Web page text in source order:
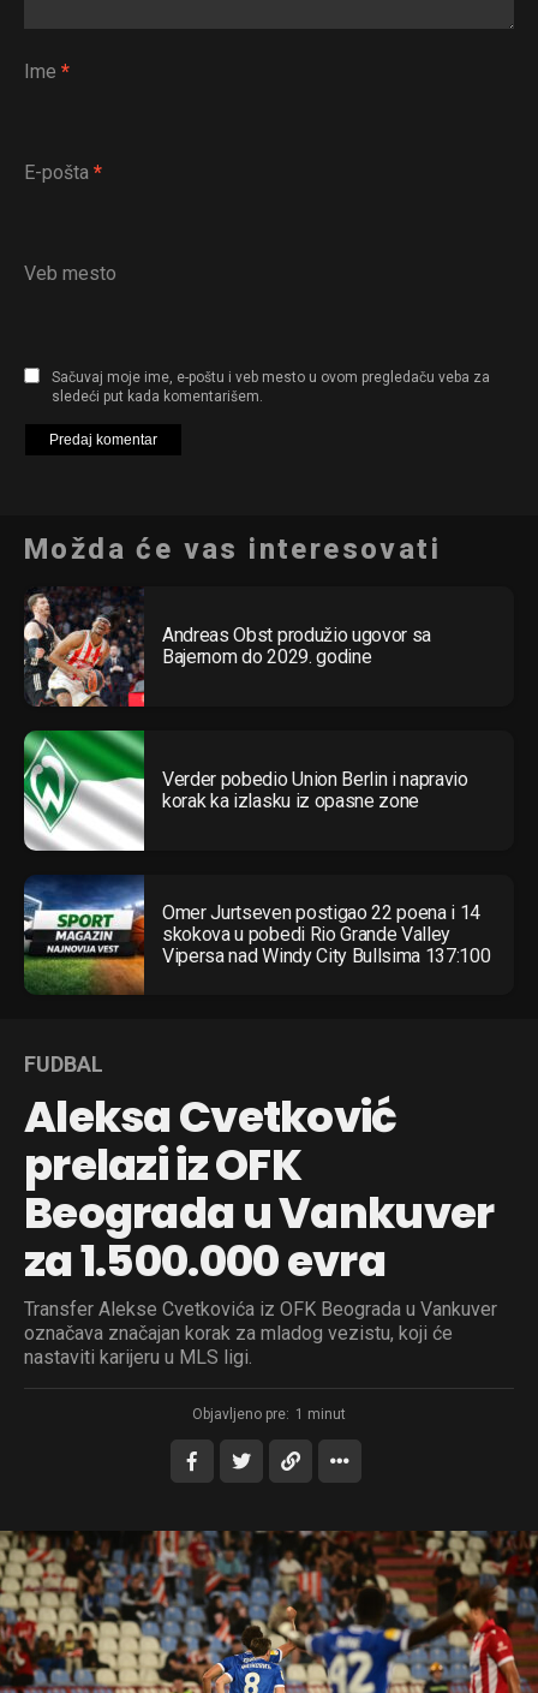
Ime *
E-pošta *
Veb mesto
Sačuvaj moje ime, e-poštu i veb mesto u ovom pregledaču veba za
sledeći put kada komentarišem.
Možda će vas interesovati
Andreas Obst produžio ugovor sa
Bajernom do 2029. godine
Verder pobedio Union Berlin i napravio
korak ka izlasku iz opasne zone
Omer Jurtseven postigao 22 poena i 14
skokova u pobedi Rio Grande Valley
Vipersa nad Windy City Bullsima 137:100
FUDBAL
Aleksa Cvetković
prelazi iz OFK
Beograda u Vankuver
za 1.500.000 evra
Transfer Alekse Cvetkovića iz OFK Beograda u Vankuver
označava značajan korak za mladog vezistu, koji će
nastaviti karijeru u MLS ligi.
Objavljeno pre: 1 minut